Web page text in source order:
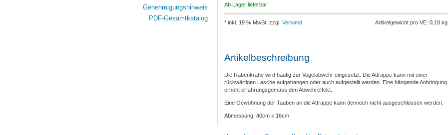
Ab Lager lieferbar
Artikelgewicht pro VE: 0,18 kg
* inkl. 19 % MwSt. zzgl. Versand
Artikelbeschreibung
Die Rabenkrähe wird häufig zur Vogelabwehr eingesetzt. Die Attrappe kann mit einer
rückwärtigen Lasche aufgehangen oder auch aufgestellt werden. Eine hängende Anbringung
erhöht erfahrungsgemäss den Abwehreffekt.
Eine Gewöhnung der Tauben an die Attrappe kann dennoch nicht ausgeschlossen werden.
Abmessung: 40cm x 16cm
Genehmigungshinweis
PDF-Gesamtkatalog